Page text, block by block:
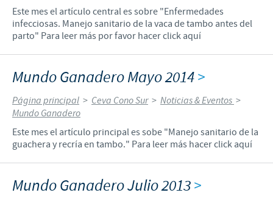
Este mes el artículo central es sobre "Enfermedades
infecciosas. Manejo sanitario de la vaca de tambo antes del
parto" Para leer más por favor hacer click aquí
Mundo Ganadero Mayo 2014>
Página principal > Ceva Cono Sur > Noticias & Eventos >
Mundo Ganadero
Este mes el artículo principal es sobe "Manejo sanitario de la
guachera y recría en tambo." Para leer más hacer click aquí
Mundo Ganadero Julio 2013>